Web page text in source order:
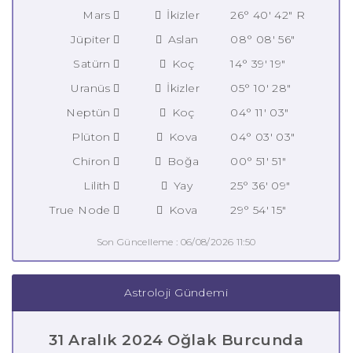
Mars
İkizler
26° 40' 42" R
Jüpiter
Aslan
08° 08' 56"
Satürn
Koç
14° 39' 19"
Uranüs
İkizler
05° 10' 28"
Neptün
Koç
04° 11' 03"
Plüton
Kova
04° 03' 03"
Chiron
Boğa
00° 51' 51"
Lilith
Yay
25° 36' 09"
True Node
Kova 29° 54' 15"
Son Güncelleme : 06/08/2026 11:50
Astroloji Gündemi
31 Aralık 2024 Oğlak Burcunda